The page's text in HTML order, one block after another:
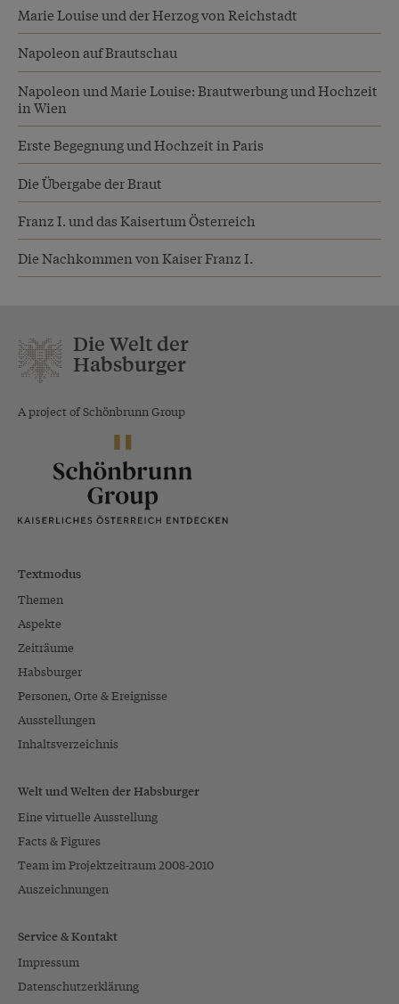
Marie Louise und der Herzog von Reichstadt
Napoleon auf Brautschau
Napoleon und Marie Louise: Brautwerbung und Hochzeit
in Wien
Erste Begegnung und Hochzeit in Paris
Die Übergabe der Braut
Franz I. und das Kaisertum Österreich
Die Nachkommen von Kaiser Franz I.
Die Welt der
Habsburger
A project of Schönbrunn Group
Textmodus
Themen
Aspekte
Zeiträume
Habsburger
Personen, Orte & Ereignisse
Ausstellungen
Inhaltsverzeichnis
Welt und Welten der Habsburger
Eine virtuelle Ausstellung
Facts & Figures
Team im Projektzeitraum 2008-2010
Auszeichnungen
Service & Kontakt
Impressum
Datenschutzerklärung